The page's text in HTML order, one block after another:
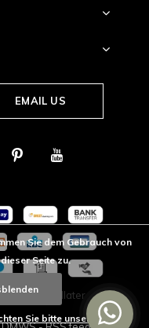
EMAIL US
Sie dem Gebrauch von
Seite zu.
Sie bitte unsere